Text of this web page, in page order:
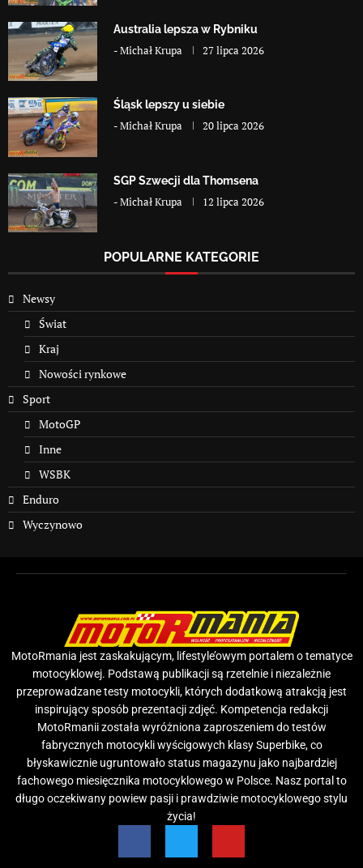
Australia lepsza w Rybniku
-Michał Krupa 27 lipca 2026
Śląsk lepszy u siebie
-Michał Krupa 20 lipca 2026
SGP Szwecji dla Thomsena
-Michał Krupa 12 lipca 2026
POPULARNE KATEGORIE
Newsy
Świat
Kraj
Nowości rynkowe
Sport
MotoGP
Inne
WSBK
Enduro
Wyczynowo
MotoRmania jest zaskakującym, lifestyle’owym portalem o tematyce
motocyklowej. Podstawą publikacji są rzetelnie i niezależnie
przeprowadzane testy motocykli, których dodatkową atrakcją jest
inspirujący sposób prezentacji zdjęć. Kompetencja redakcji
MotoRmanii została wyróżniona zaproszeniem do testów
fabrycznych motocykli wyścigowych klasy Superbike, co
błyskawicznie ugruntowało status magazynu jako najbardziej
fachowego miesięcznika motocyklowego w Polsce. Nasz portal to
długo oczekiwany powiew pasji i prawdziwie motocyklowego stylu
życia!